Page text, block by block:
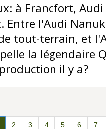
à Francfort,
Entre l'Audi
tout-terrain, et
la légendaire
il y a?
2 3 4 5 6 7